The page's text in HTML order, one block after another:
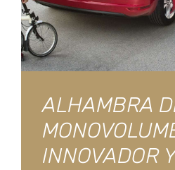
ALHAMBRA
INNOVADOR